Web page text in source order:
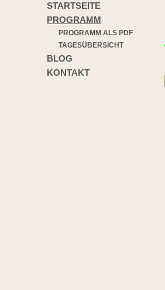
STARTSEITE
PROGRAMM
PROGRAMM ALS PDF
TAGESÜBERSICHT
BLOG
KONTAKT